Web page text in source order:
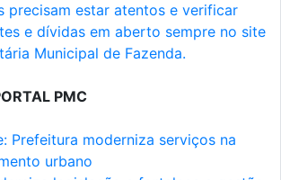
precisam estar atentos e verificar
e dívidas em aberto sempre no site
Municipal de Fazenda.
PMC
Prefeitura moderniza serviços na
urbano